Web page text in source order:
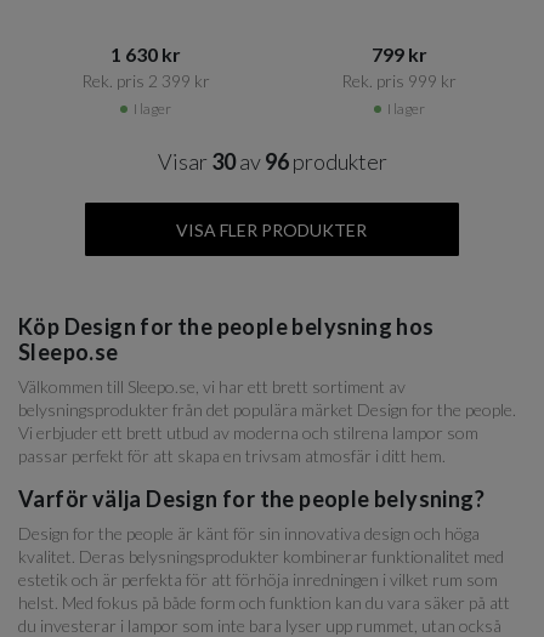
1 630 kr​​
Rek. pris 2 399 kr​​
I lager
799 kr​​
Rek. pris 999 kr​​
I lager
Visar 30av96produkter
VISA FLER PRODUKTER
Köp Design for the people belysning hos
Sleepo.se
Välkommen till Sleepo.se, vi har ett brett sortiment av
belysningsprodukter från det populära märket Design for the people.
Vi erbjuder ett brett utbud av moderna och stilrena lampor som
passar perfekt för att skapa en trivsam atmosfär i ditt hem.
Varför välja Design for the people belysning?
Design for the people är känt för sin innovativa design och höga
kvalitet. Deras belysningsprodukter kombinerar funktionalitet med
estetik och är perfekta för att förhöja inredningen i vilket rum som
helst. Med fokus på både form och funktion kan du vara säker på att
du investerar i lampor som inte bara lyser upp rummet, utan också